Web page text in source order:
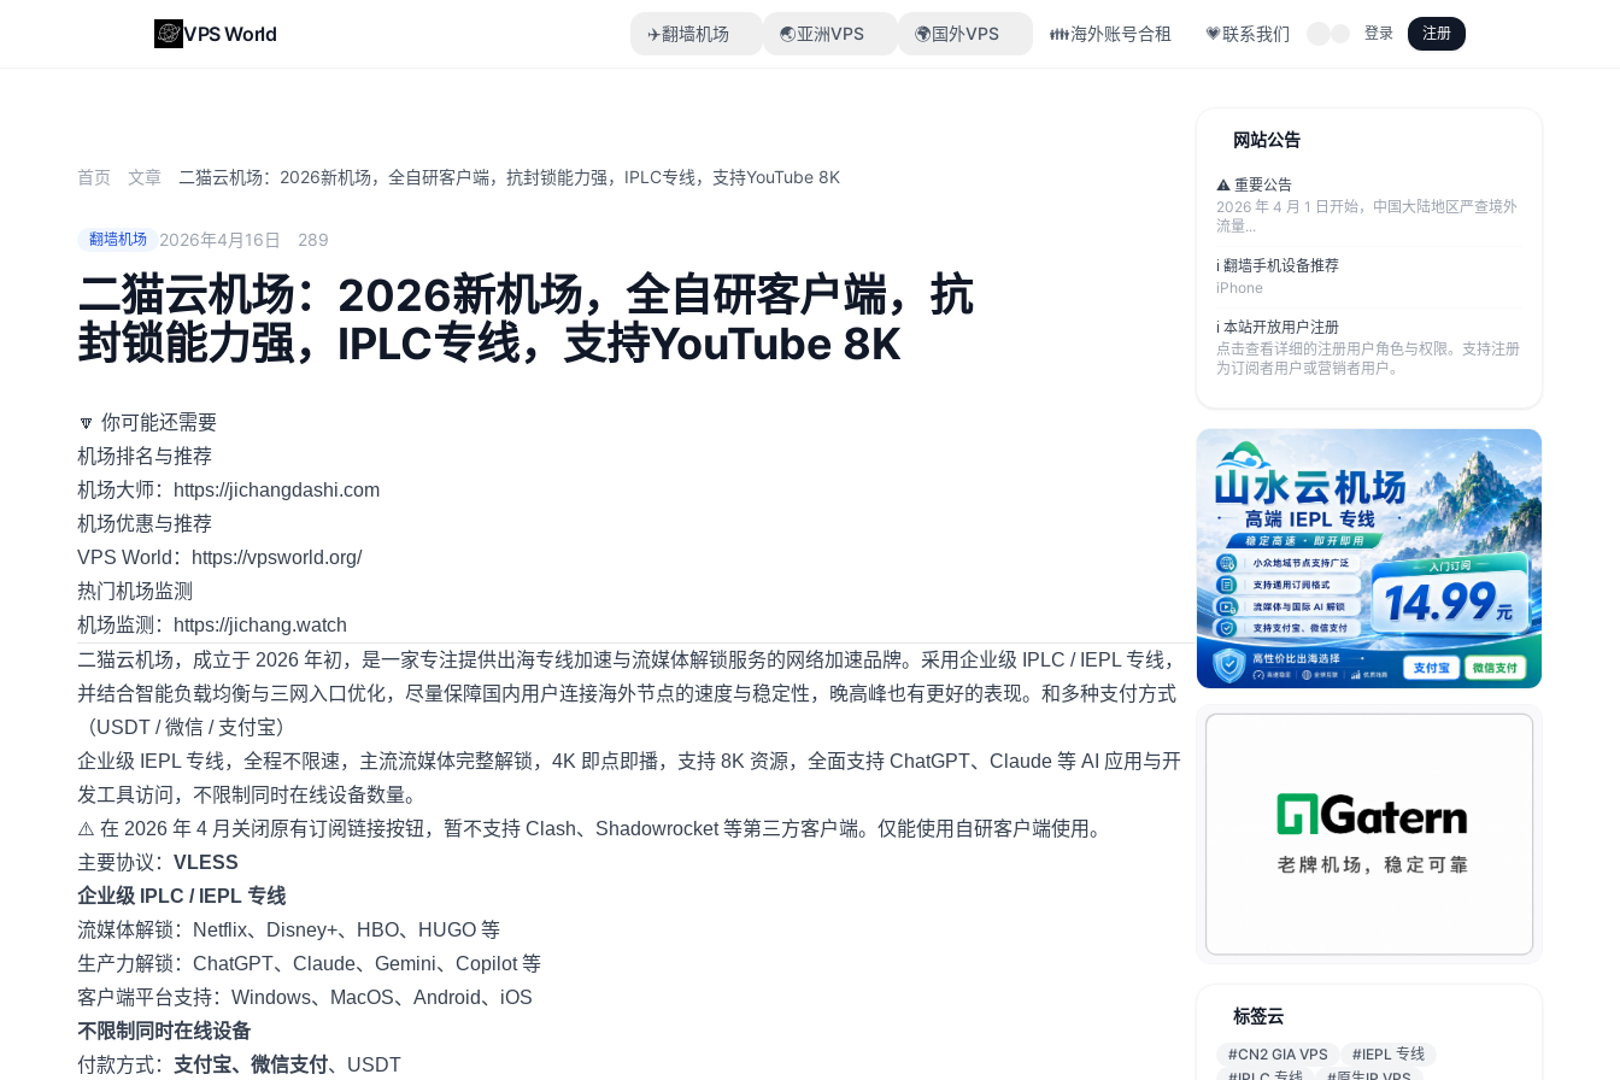
VPS World ✈️翻墙机场 🌏亚洲VPS 🌍国外VPS 👪海外账号合租 💗联系我们 登录 注册
首页 文章 二猫云机场：2026新机场，全自研客户端，抗封锁能力强，IPLC专线，支持YouTube 8K
翻墙机场 2026年4月16日 289
二猫云机场：2026新机场，全自研客户端，抗
封锁能力强，IPLC专线，支持YouTube 8K
🔽 你可能还需要
机场排名与推荐
机场大师：
https://jichangdashi.com
机场优惠与推荐
VPS World：
https://vpsworld.org/
热门机场监测
机场监测：
https://jichang.watch
二猫云机场，成立于 2026 年初，是一家专注提供出海专线加速与流媒体解锁服务的网络加速品牌。采用企业级 IPLC / IEPL 专线，
并结合智能负载均衡与三网入口优化，尽量保障国内用户连接海外节点的速度与稳定性，晚高峰也有更好的表现。和多种支付方式
（USDT / 微信 / 支付宝）
企业级 IEPL 专线，全程不限速，主流流媒体完整解锁，4K 即点即播，支持 8K 资源，全面支持 ChatGPT、Claude 等 AI 应用与开
发工具访问，不限制同时在线设备数量。
⚠️ 在 2026 年 4 月关闭原有订阅链接按钮，暂不支持 Clash、Shadowrocket 等第三方客户端。仅能使用自研客户端使用。
主要协议： VLESS
企业级 IPLC / IEPL 专线
流媒体解锁：Netflix、Disney+、HBO、HUGO 等
生产力解锁：ChatGPT、Claude、Gemini、Copilot 等
客户端平台支持：Windows、MacOS、Android、iOS
不限制同时在线设备
付款方式： 支付宝、微信支付、USDT
网站公告
⚠️ 重要公告
2026 年 4 月 1 日开始，中国大陆地区严查境外
流量...
ℹ️ 翻墙手机设备推荐
iPhone
ℹ️ 本站开放用户注册
点击查看详细的注册用户角色与权限。支持注册
为订阅者用户或营销者用户。
标签云
#CN2 GIA VPS
#IEPL 专线